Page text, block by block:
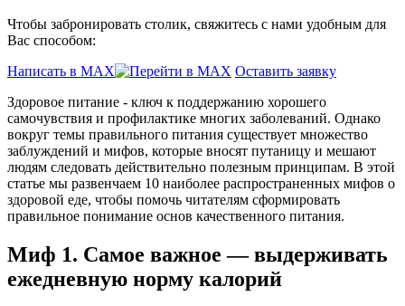
Чтобы забронировать столик, свяжитесь с нами удобным для
Вас способом:
Написать в MAX
Оставить заявку
Здоровое питание - ключ к поддержанию хорошего
самочувствия и профилактике многих заболеваний. Однако
вокруг темы правильного питания существует множество
заблуждений и мифов, которые вносят путаницу и мешают
людям следовать действительно полезным принципам. В этой
статье мы развенчаем 10 наиболее распространенных мифов о
здоровой еде, чтобы помочь читателям сформировать
правильное понимание основ качественного питания.
Миф 1. Самое важное — выдерживать
ежедневную норму калорий